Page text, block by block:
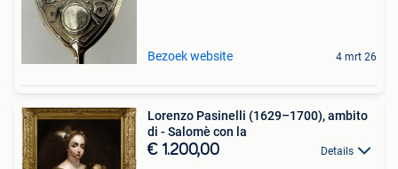
Bezoek website 4 mrt 26
Lorenzo Pasinelli (1629–1700), ambito
di - Salomè con la
€ 1.200,00 Details